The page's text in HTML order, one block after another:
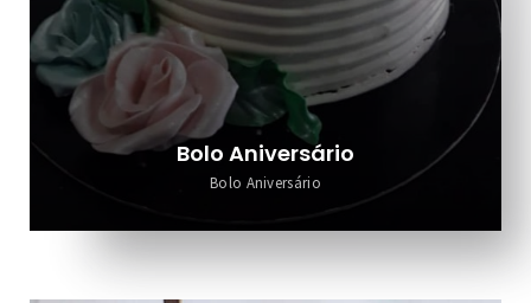
Bolo Aniversário
Bolo Aniversário